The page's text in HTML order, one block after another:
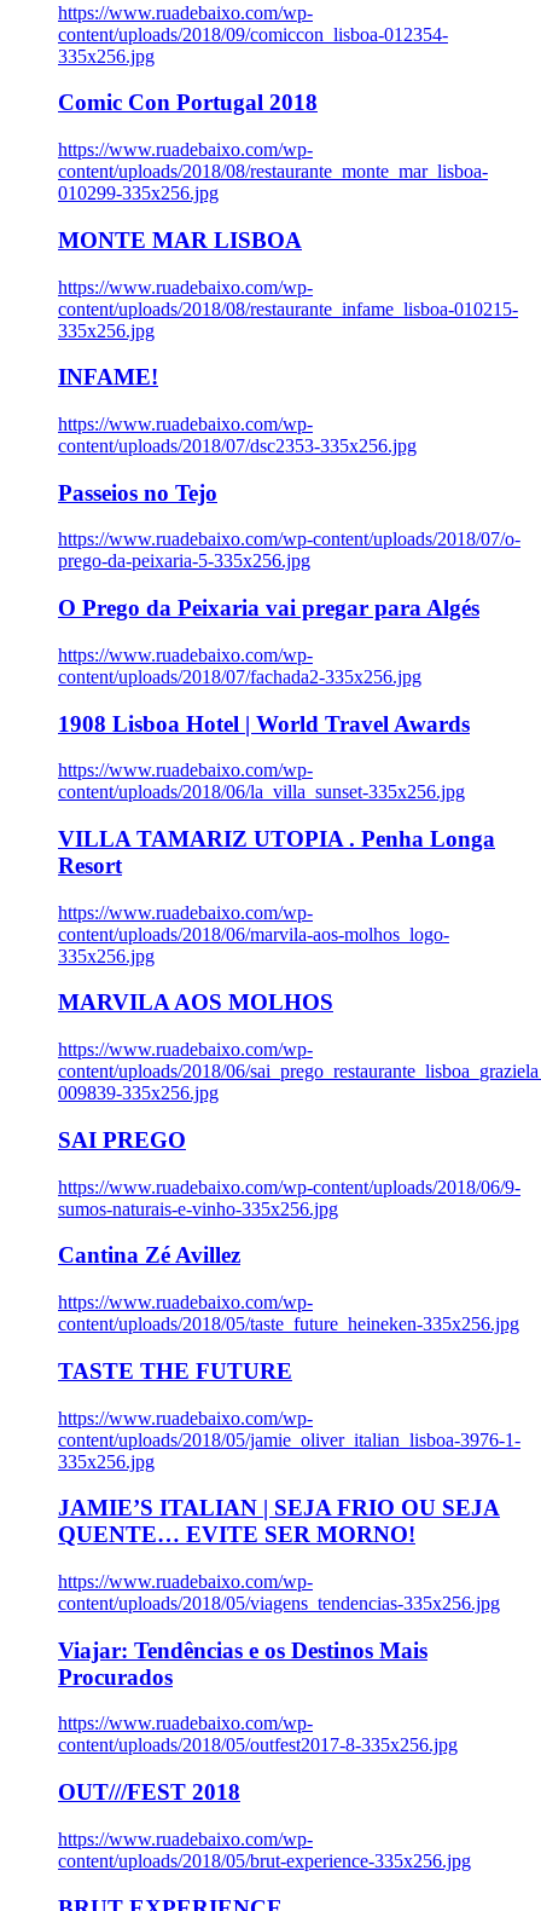
https://www.ruadebaixo.com/wp-
content/uploads/2018/09/comiccon_lisboa-012354-
335x256.jpg
Comic Con Portugal 2018
https://www.ruadebaixo.com/wp-
content/uploads/2018/08/restaurante_monte_mar_lisboa-
010299-335x256.jpg
MONTE MAR LISBOA
https://www.ruadebaixo.com/wp-
content/uploads/2018/08/restaurante_infame_lisboa-010215-
335x256.jpg
INFAME!
https://www.ruadebaixo.com/wp-
content/uploads/2018/07/dsc2353-335x256.jpg
Passeios no Tejo
https://www.ruadebaixo.com/wp-content/uploads/2018/07/o-
prego-da-peixaria-5-335x256.jpg
O Prego da Peixaria vai pregar para Algés
https://www.ruadebaixo.com/wp-
content/uploads/2018/07/fachada2-335x256.jpg
1908 Lisboa Hotel | World Travel Awards
https://www.ruadebaixo.com/wp-
content/uploads/2018/06/la_villa_sunset-335x256.jpg
VILLA TAMARIZ UTOPIA . Penha Longa
Resort
https://www.ruadebaixo.com/wp-
content/uploads/2018/06/marvila-aos-molhos_logo-
335x256.jpg
MARVILA AOS MOLHOS
https://www.ruadebaixo.com/wp-
content/uploads/2018/06/
009839-335x256.jpg
SAI PREGO
https://www.ruadebaixo.com/wp-content/uploads/2018/06/9-
sumos-naturais-e-vinho-335x256.jpg
Cantina Zé Avillez
https://www.ruadebaixo.com/wp-
content/uploads/2018/05/taste_future_heineken-335x256.jpg
TASTE THE FUTURE
https://www.ruadebaixo.com/wp-
content/uploads/2018/05/jamie_oliver_italian_lisboa-3976-1-
335x256.jpg
JAMIE’S ITALIAN | SEJA FRIO OU SEJA
QUENTE… EVITE SER MORNO!
https://www.ruadebaixo.com/wp-
content/uploads/2018/05/viagens_tendencias-335x256.jpg
Viajar: Tendências e os Destinos Mais
Procurados
https://www.ruadebaixo.com/wp-
content/uploads/2018/05/outfest2017-8-335x256.jpg
OUT///FEST 2018
https://www.ruadebaixo.com/wp-
content/uploads/2018/05/brut-experience-335x256.jpg